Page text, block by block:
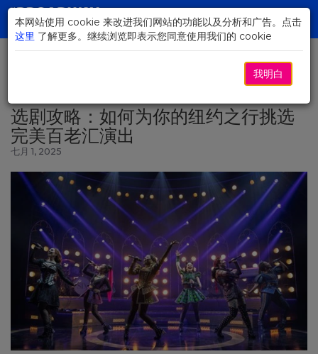
Skip
Main
Content
选剧攻略：如何为你的纽约之行挑选
完美百老汇演出
七月 1, 2025
本网站使用 cookie 来改进我们网站的功能以及分析和广告。点击
这里 了解更多。继续浏览即表示您同意使用我们的 cookie
我明白